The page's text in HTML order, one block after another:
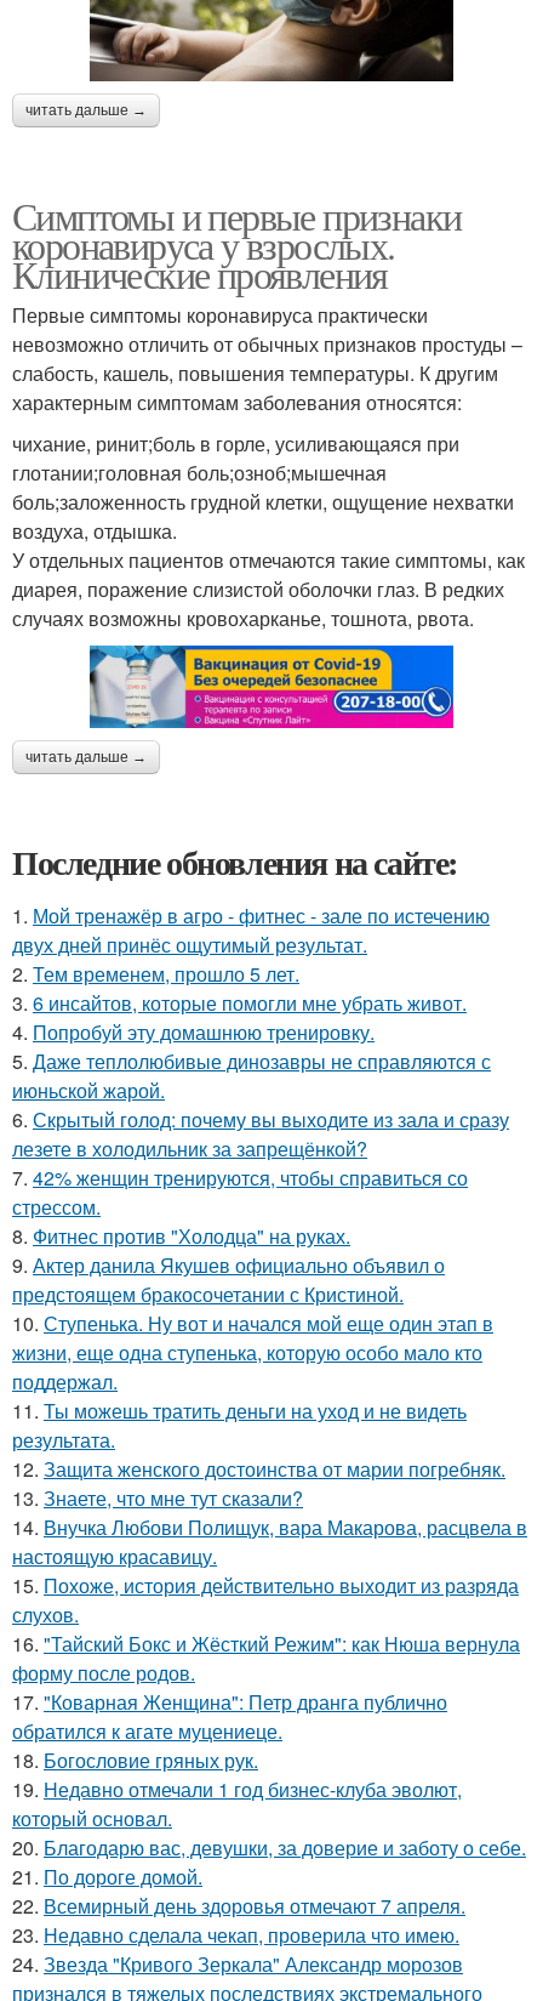
читать дальше →
Симптомы и первые признаки
коронавируса у взрослых.
Клинические проявления
Первые симптомы коронавируса практически
невозможно отличить от обычных признаков простуды –
слабость, кашель, повышения температуры. К другим
характерным симптомам заболевания относятся:
чихание, ринит;боль в горле, усиливающаяся при
глотании;головная боль;озноб;мышечная
боль;заложенность грудной клетки, ощущение нехватки
воздуха, отдышка.
У отдельных пациентов отмечаются такие симптомы, как
диарея, поражение слизистой оболочки глаз. В редких
случаях возможны кровохарканье, тошнота, рвота.
читать дальше →
Последние обновления на сайте:
1. Мой тренажёр в агро - фитнес - зале по истечению
двух дней принёс ощутимый результат.
2. Тем временем, прошло 5 лет.
3. 6 инсайтов, которые помогли мне убрать живот.
4. Попробуй эту домашнюю тренировку.
5. Даже теплолюбивые динозавры не справляются с
июньской жарой.
6. Скрытый голод: почему вы выходите из зала и сразу
лезете в холодильник за запрещёнкой?
7. 42% женщин тренируются, чтобы справиться со
стрессом.
8. Фитнес против "Холодца" на руках.
9. Актер данила Якушев официально объявил о
предстоящем бракосочетании с Кристиной.
10. Ступенька. Ну вот и начался мой еще один этап в
жизни, еще одна ступенька, которую особо мало кто
поддержал.
11. Ты можешь тратить деньги на уход и не видеть
результата.
12. Защита женского достоинства от марии погребняк.
13. Знаете, что мне тут сказали?
14. Внучка Любови Полищук, вара Макарова, расцвела в
настоящую красавицу.
15. Похоже, история действительно выходит из разряда
слухов.
16. "Тайский Бокс и Жёсткий Режим": как Нюша вернула
форму после родов.
17. "Коварная Женщина": Петр дранга публично
обратился к агате муцениеце.
18. Богословие гряных рук.
19. Недавно отмечали 1 год бизнес-клуба эволют,
который основал.
20. Благодарю вас, девушки, за доверие и заботу о себе.
21. По дороге домой.
22. Всемирный день здоровья отмечают 7 апреля.
23. Недавно сделала чекап, проверила что имею.
24. Звезда "Кривого Зеркала" Александр морозов
признался в тяжелых последствиях экстремального